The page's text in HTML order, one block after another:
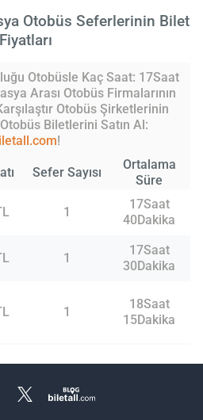
Otobüs Seferlerinin Bilet
Fiyatları
Otobüsle Kaç Saat: 17Saat
Arası Otobüs Firmalarının
Otobüs Şirketlerinin
Biletlerini Satın Al:
!
Sefer Sayısı
Ortalama
Süre
1
17Saat
40Dakika
1
17Saat
30Dakika
1
18Saat
15Dakika